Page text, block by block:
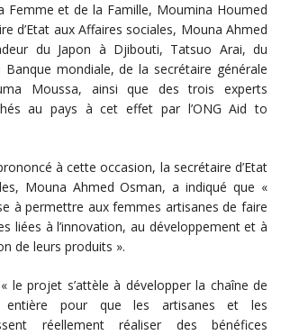
Femme et de la Famille, Moumina Houmed
d’Etat aux Affaires sociales, Mouna Ahmed
du Japon à Djibouti, Tatsuo Arai, du
mondiale, de la secrétaire générale
Moussa, ainsi que des trois experts
au pays à cet effet par l’ONG Aid to
à cette occasion, la secrétaire d’Etat
Mouna Ahmed Osman, a indiqué que «
à permettre aux femmes artisanes de faire
liées à l’innovation, au développement et à
de leurs produits ».
le projet s’attèle à développer la chaîne de
entière pour que les artisanes et les
réellement réaliser des bénéfices